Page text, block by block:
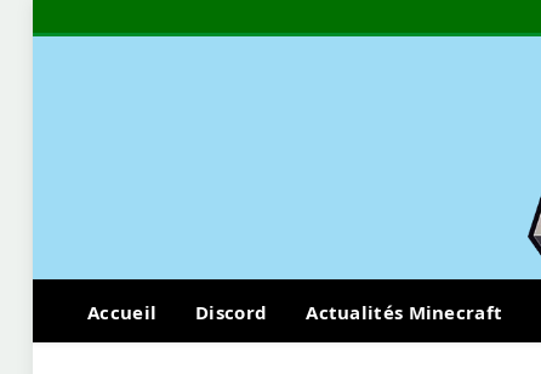
Accueil Discord Actualités Minecraft